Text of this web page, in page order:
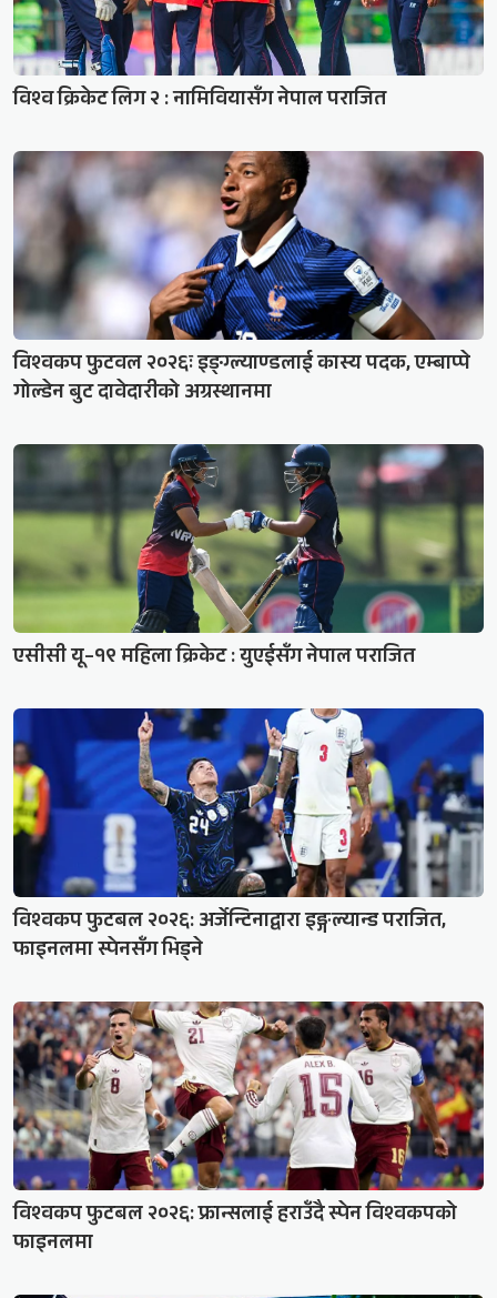
विश्व क्रिकेट लिग २ : नामिवियासँग नेपाल पराजित
विश्वकप फुटवल २०२६ः इङ्ग्ल्याण्डलाई कास्य पदक, एम्बाप्पे
गोल्डेन बुट दावेदारीको अग्रस्थानमा
एसीसी यू–१९ महिला क्रिकेट : युएईसँग नेपाल पराजित
विश्वकप फुटबल २०२६: अर्जेन्टिनाद्वारा इङ्गल्यान्ड पराजित,
फाइनलमा स्पेनसँग भिड्ने
विश्वकप फुटबल २०२६: फ्रान्सलाई हराउँदै स्पेन विश्वकपको
फाइनलमा